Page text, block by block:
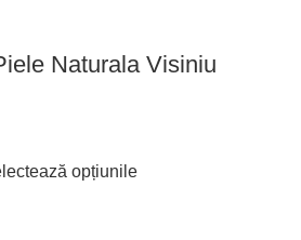
Naturala Visiniu
opțiunile